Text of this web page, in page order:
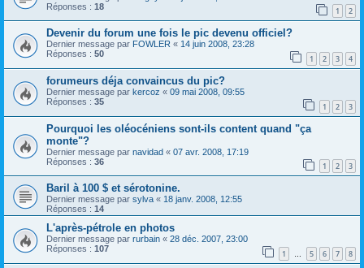
Réponses : 18 1 2
Devenir du forum une fois le pic devenu officiel?
Dernier message par FOWLER « 14 juin 2008, 23:28
Réponses : 50 1 2 3 4
forumeurs déja convaincus du pic?
Dernier message par kercoz « 09 mai 2008, 09:55
Réponses : 35 1 2 3
Pourquoi les oléocéniens sont-ils content quand "ça
monte"?
Dernier message par navidad « 07 avr. 2008, 17:19
Réponses : 36 1 2 3
Baril à 100 $ et sérotonine.
Dernier message par sylva « 18 janv. 2008, 12:55
Réponses : 14
L'après-pétrole en photos
Dernier message par rurbain « 28 déc. 2007, 23:00
Réponses : 107 1 … 5 6 7 8